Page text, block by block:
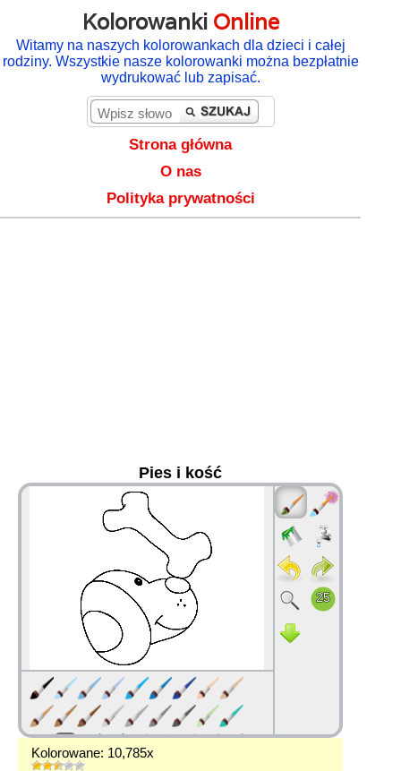
Kolorowanki Online
Witamy na naszych kolorowankach dla dzieci i całej
rodziny. Wszystkie nasze kolorowanki można bezpłatnie
wydrukować lub zapisać.
Strona główna
O nas
Polityka prywatności
Pies i kość
Kolorowane: 10,785x